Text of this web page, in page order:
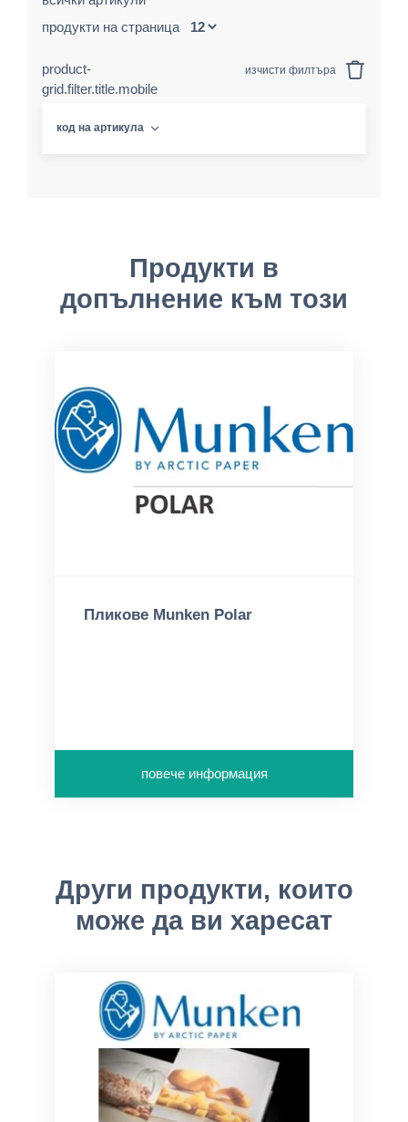
продукти на страница
product-
grid.filter.title.mobile
изчисти филтъра
код на артикула
Продукти в
допълнение към този
Пликове Munken Polar
повече информация
Други продукти, които
може да ви харесат